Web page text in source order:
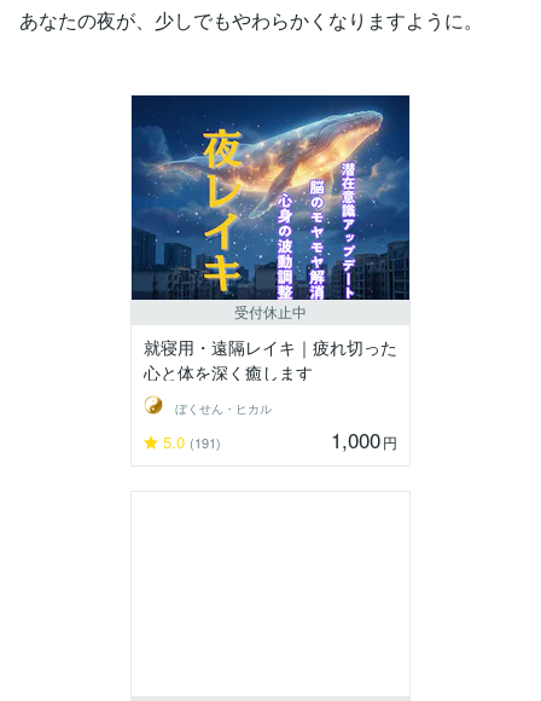
あなたの夜が、少しでもやわらかくなりますように。
受付休止中
就寝用・遠隔レイキ｜疲れ切った
心と体を深く癒します
ぼくせん・ヒカル
5.0 (191) 1,000円